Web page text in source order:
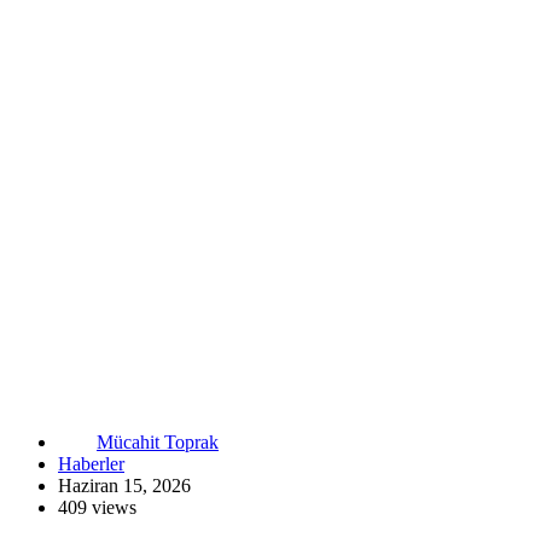
Mücahit Toprak
Haberler
Haziran 15, 2026
409 views